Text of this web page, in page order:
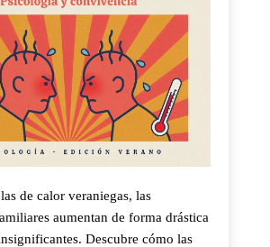
de calor veraniegas, las
aumentan de forma drástica
Descubre cómo las